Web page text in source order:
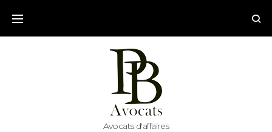
Avocats d'affaires